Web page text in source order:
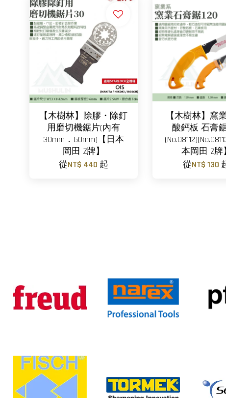
【木樹林】除膠・除釘
用磨切機鋸片(內有
30mm．60mm)【日本
岡田 Z牌】
從NT$ 440 起
【木樹林】窯
酸鈣板 石膏
本岡田 Z牌】
從NT$ 130